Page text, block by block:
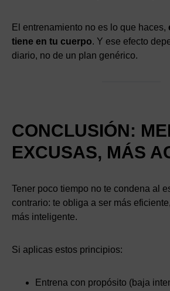
El entrenamiento no es lo que haces,
tiene en tu cuerpo. Y ese efecto
diario, no de un plan genérico.
CONCLUSIÓN:
EXCUSAS, MÁS
Tener poco tiempo no te condena al
contrario: te obliga a ser más
más inteligente.
Si aplicas estos principios:
Entrena con propósito (baja